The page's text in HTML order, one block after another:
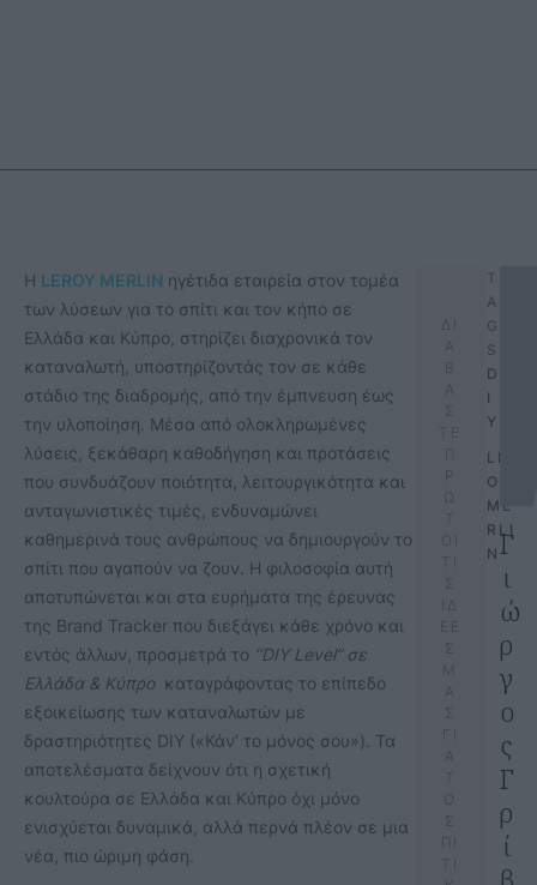
Η LEROY MERLIN ηγέτιδα εταιρεία στον τομέα
των λύσεων για το σπίτι και τον κήπο σε
Ελλάδα και Κύπρο, στηρίζει διαχρονικά τον
καταναλωτή, υποστηρίζοντάς τον σε κάθε
στάδιο της διαδρομής, από την έμπνευση έως
την υλοποίηση. Μέσα από ολοκληρωμένες
λύσεις, ξεκάθαρη καθοδήγηση και προτάσεις
που συνδυάζουν ποιότητα, λειτουργικότητα και
ανταγωνιστικές τιμές, ενδυναμώνει
καθημερινά τους ανθρώπους να δημιουργούν το
σπίτι που αγαπούν να ζουν. Η φιλοσοφία αυτή
αποτυπώνεται και στα ευρήματα της έρευνας
της Brand Tracker που διεξάγει κάθε χρόνο και
εντός άλλων, προσμετρά το ‘’DIY Level” σε
Ελλάδα & Κύπρο καταγράφοντας το επίπεδο
εξοικείωσης των καταναλωτών με
δραστηριότητες DIY («Κάν’ το μόνος σου»). Τα
αποτελέσματα δείχνουν ότι η σχετική
κουλτούρα σε Ελλάδα και Κύπρο όχι μόνο
ενισχύεται δυναμικά, αλλά περνά πλέον σε μια
νέα, πιο ώριμη φάση.
ΔΙ
Α
Α
Σ
Ρ
Σ
ΙΔ
Σ
Μ
Α
Σ
Α
Σ
T
A
G
S:
D
I
Y
LER
OY
ME
RLI
N Γ
ι
ώ
ρ
γ
ο
ς
Γ
ρ
ί